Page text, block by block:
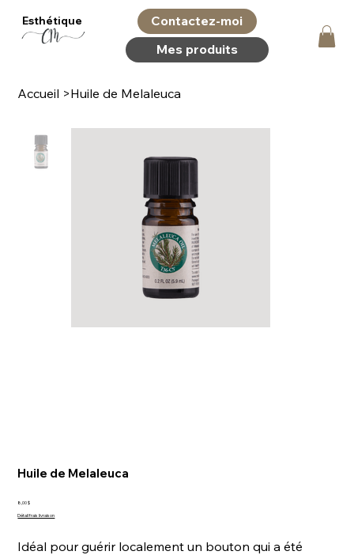
Esthétique
Contactez-moi
Mes produits
Accueil >Huile de Melaleuca
Huile de Melaleuca
Prix
8,00 $
Détail frais livraison
Idéal pour guérir localement un bouton qui a été